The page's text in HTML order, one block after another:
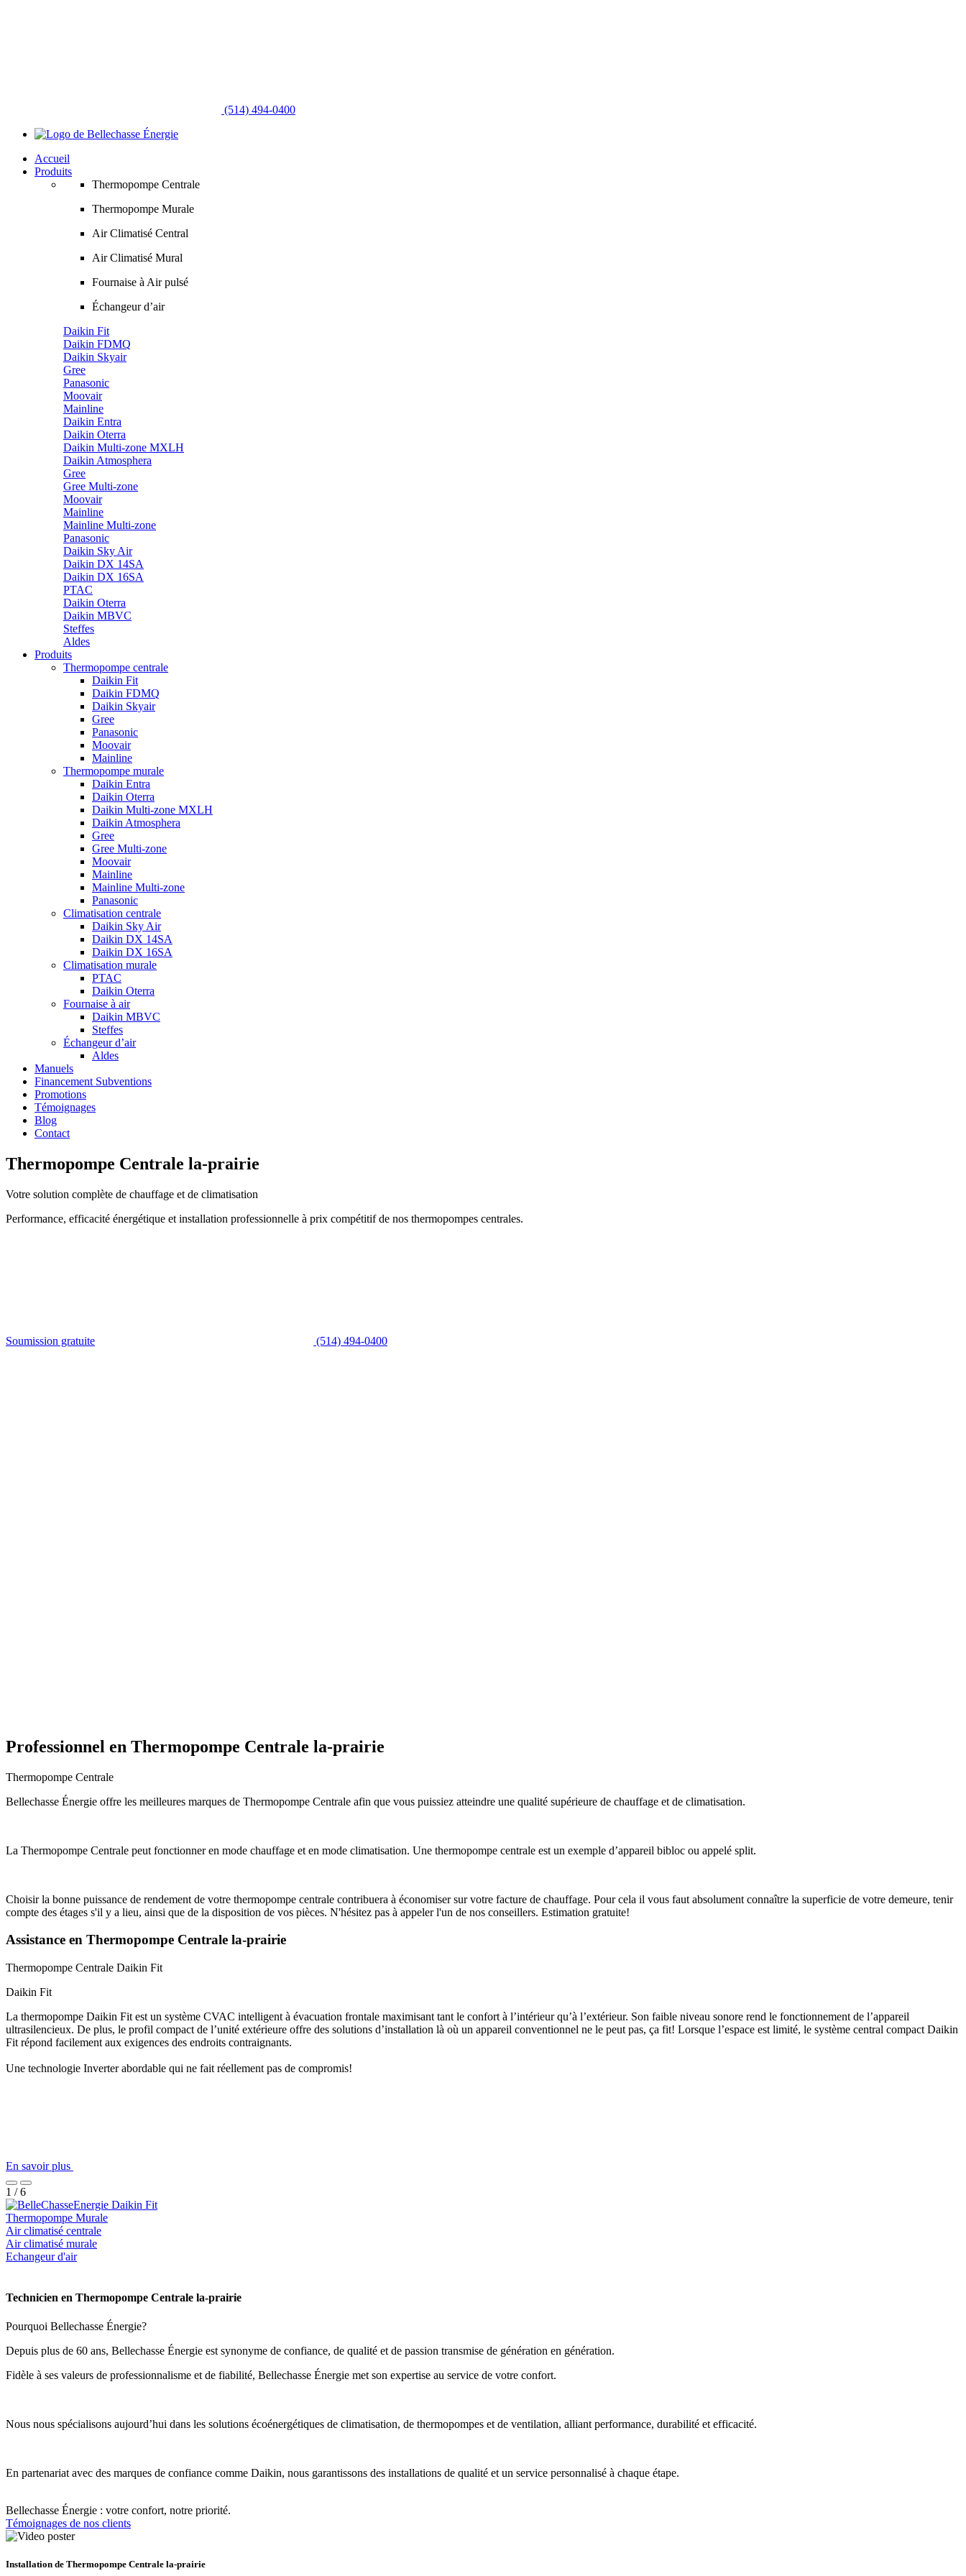
(514) 494-0400
Accueil
Produits
Thermopompe Centrale
Thermopompe Murale
Air Climatisé Central
Air Climatisé Mural
Fournaise à Air pulsé
Échangeur d’air
Daikin Fit
Daikin FDMQ
Daikin Skyair
Gree
Panasonic
Moovair
Mainline
Daikin Entra
Daikin Oterra
Daikin Multi-zone MXLH
Daikin Atmosphera
Gree
Gree Multi-zone
Moovair
Mainline
Mainline Multi-zone
Panasonic
Daikin Sky Air
Daikin DX 14SA
Daikin DX 16SA
PTAC
Daikin Oterra
Daikin MBVC
Steffes
Aldes
Produits
Thermopompe centrale
Daikin Fit
Daikin FDMQ
Daikin Skyair
Gree
Panasonic
Moovair
Mainline
Thermopompe murale
Daikin Entra
Daikin Oterra
Daikin Multi-zone MXLH
Daikin Atmosphera
Gree
Gree Multi-zone
Moovair
Mainline
Mainline Multi-zone
Panasonic
Climatisation centrale
Daikin Sky Air
Daikin DX 14SA
Daikin DX 16SA
Climatisation murale
PTAC
Daikin Oterra
Fournaise à air
Daikin MBVC
Steffes
Échangeur d’air
Aldes
Manuels
Financement Subventions
Promotions
Témoignages
Blog
Contact
Thermopompe Centrale la-prairie
Votre solution complète de chauffage et de climatisation
Performance, efficacité énergétique et installation professionnelle à prix compétitif de nos thermopompes centrales.
Soumission gratuite (514) 494-0400
Professionnel en Thermopompe Centrale la-prairie
Thermopompe Centrale
Bellechasse Énergie offre les meilleures marques de Thermopompe Centrale afin que vous puissiez atteindre une qualité supérieure de chauffage et de climatisation.
La Thermopompe Centrale peut fonctionner en mode chauffage et en mode climatisation. Une thermopompe centrale est un exemple d’appareil bibloc ou appelé split.
Choisir la bonne puissance de rendement de votre thermopompe centrale contribuera à économiser sur votre facture de chauffage. Pour cela il vous faut absolument connaître la superficie de votre demeure, tenir
compte des étages s'il y a lieu, ainsi que de la disposition de vos pièces. N'hésitez pas à appeler l'un de nos conseillers. Estimation gratuite!
Assistance en Thermopompe Centrale la-prairie
Thermopompe Centrale Daikin Fit
Daikin Fit
La thermopompe Daikin Fit est un système CVAC intelligent à évacuation frontale maximisant tant le confort à l’intérieur qu’à l’extérieur. Son faible niveau sonore rend le fonctionnement de l’appareil
ultrasilencieux. De plus, le profil compact de l’unité extérieure offre des solutions d’installation là où un appareil conventionnel ne le peut pas, ça fit! Lorsque l’espace est limité, le système central compact Daikin
Fit répond facilement aux exigences des endroits contraignants.
Une technologie Inverter abordable qui ne fait réellement pas de compromis!
En savoir plus
1 / 6
Thermopompe Murale
Air climatisé centrale
Air climatisé murale
Echangeur d'air
Technicien en Thermopompe Centrale la-prairie
Pourquoi Bellechasse Énergie?
Depuis plus de 60 ans, Bellechasse Énergie est synonyme de confiance, de qualité et de passion transmise de génération en génération.
Fidèle à ses valeurs de professionnalisme et de fiabilité, Bellechasse Énergie met son expertise au service de votre confort.
Nous nous spécialisons aujourd’hui dans les solutions écoénergétiques de climatisation, de thermopompes et de ventilation, alliant performance, durabilité et efficacité.
En partenariat avec des marques de confiance comme Daikin, nous garantissons des installations de qualité et un service personnalisé à chaque étape.
Bellechasse Énergie : votre confort, notre priorité.
Témoignages de nos clients
Installation de Thermopompe Centrale la-prairie